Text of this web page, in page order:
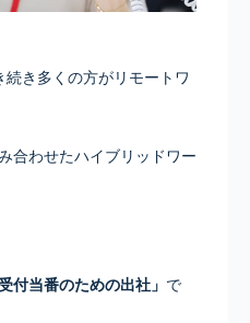
き多くの方がリモートワ
合わせたハイブリッドワー
受付当番のための出社」 で